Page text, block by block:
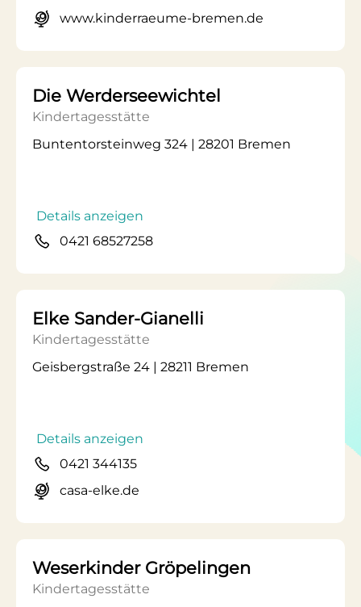
www.kinderraeume-bremen.de
Die Werderseewichtel
Kindertagesstätte
Buntentorsteinweg 324 | 28201 Bremen
Details anzeigen
0421 68527258
Elke Sander-Gianelli
Kindertagesstätte
Geisbergstraße 24 | 28211 Bremen
Details anzeigen
0421 344135
casa-elke.de
Weserkinder Gröpelingen
Kindertagesstätte